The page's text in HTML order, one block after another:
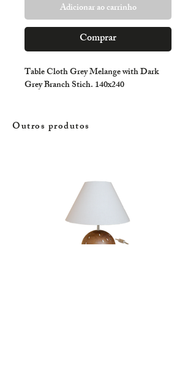
Adicionar ao carrinho
Comprar
Table Cloth Grey Melange with Dark
Grey Branch Stich. 140x240
Outros produtos